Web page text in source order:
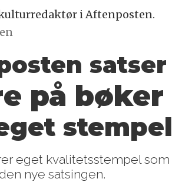
i Aftenposten.
satser
på bøker
stempel
eget kvalitetsstempel som
nye satsingen.